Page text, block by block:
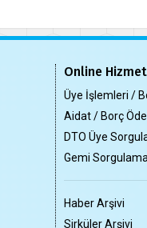
Online
Üye İşlemleri /
Aidat / Borç
DTO Üye
Gemi Sorgulama
Haber Arşivi
Sirküler Arşivi